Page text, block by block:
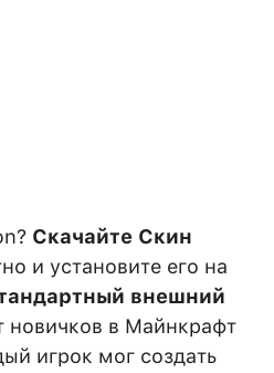
Скачайте Скин
и установите его на
внешний
новичков в Майнкрафт
игрок мог создать